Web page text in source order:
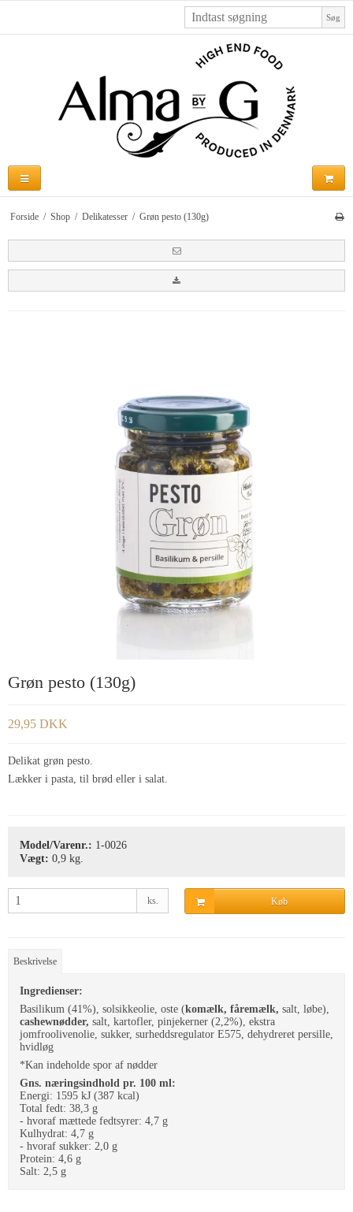
Søg
Forside / Shop / Delikatesser / Grøn pesto (130g)
Grøn pesto (130g)
29,95 DKK
Delikat grøn pesto.
Lækker i pasta, til brød eller i salat.
Model/Varenr.: 1-0026
Vægt: 0,9 kg.
ks. Køb
Beskrivelse
Ingredienser:
Basilikum (41%), solsikkeolie, oste (komælk, fåremælk, salt, løbe),
cashewnødder, salt, kartofler, pinjekerner (2,2%), ekstra
jomfroolivenolie, sukker, surheddsregulator E575, dehydreret persille,
hvidløg
*Kan indeholde spor af nødder
Gns. næringsindhold pr. 100 ml:
Energi: 1595 kJ (387 kcal)
Total fedt: 38,3 g
- hvoraf mættede fedtsyrer: 4,7 g
Kulhydrat: 4,7 g
- hvoraf sukker: 2,0 g
Protein: 4,6 g
Salt: 2,5 g